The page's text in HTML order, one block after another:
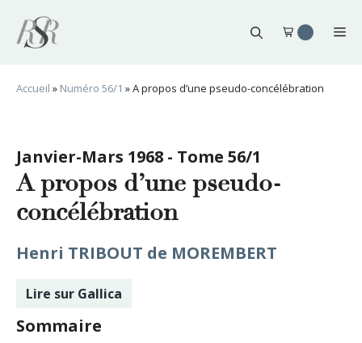
contenu
Accueil » Numéro 56/1 »A propos d’une pseudo-concélébration
Janvier-Mars 1968 - Tome 56/1
A propos d’une pseudo-
concélébration
Henri TRIBOUT de MOREMBERT
Lire sur Gallica
Sommaire